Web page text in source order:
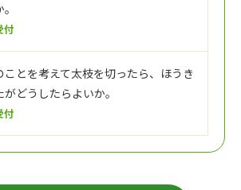
付
ことを考えて太枝を切ったら、ほうき
どうしたらよいか。
付